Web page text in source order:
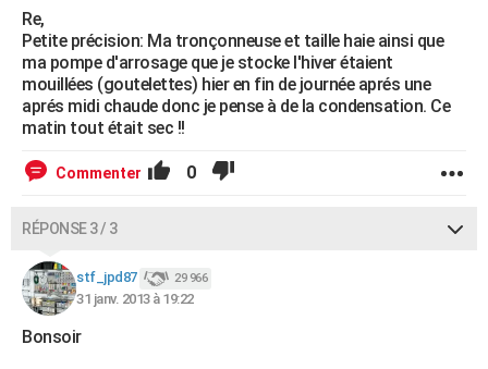
Re,
Petite précision: Ma tronçonneuse et taille haie ainsi que
ma pompe d'arrosage que je stocke l'hiver étaient
mouillées (goutelettes) hier en fin de journée aprés une
aprés midi chaude donc je pense à de la condensation. Ce
matin tout était sec !!
Commenter 0
RÉPONSE 3 / 3
stf_jpd87 29 966
31 janv. 2013 à 19:22
Bonsoir